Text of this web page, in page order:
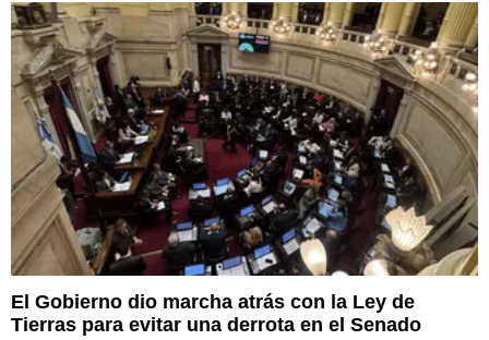
El Gobierno dio marcha atrás con la Ley de
Tierras para evitar una derrota en el Senado